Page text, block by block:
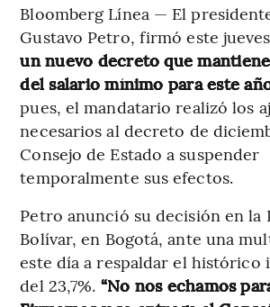
Bloomberg Línea — El
Gustavo Petro, firmó este
un nuevo decreto que
del salario mínimo para este
pues, el mandatario realizó los
necesarios al decreto de
Consejo de Estado a suspender
temporalmente sus efectos.
Petro anunció su decisión en la
Bolívar, en Bogotá, ante una
este día a respaldar el histórico
del 23,7%. “No nos echamos